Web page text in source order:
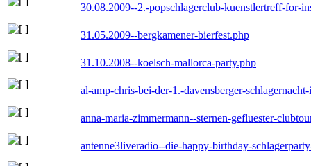
30.08.2009--2.-popschlagerclub-kuenstlertreff-for-
31.05.2009--bergkamener-bierfest.php
31.10.2008--koelsch-mallorca-party.php
al-amp-chris-bei-der-1.-davensberger-
anna-maria-zimmermann--sternen-gefluester-
antenne3liveradio--die-happy-birthday-